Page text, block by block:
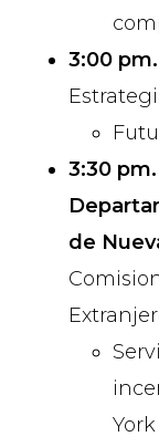
3:00 pm.
3:30 pm.
de